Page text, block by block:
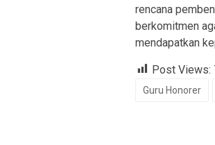
rencana
berkomitmen
mendapatkan
Post Views:
Guru Honorer